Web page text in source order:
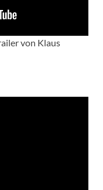
von Klaus